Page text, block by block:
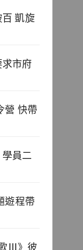
百 凱旋
市府
營 快帶
員二
遊程帶
Ⅲ》彼